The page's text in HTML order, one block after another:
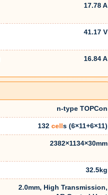
17.78 A
41.17 V
16.84 A
n-type TOPCon
132cells (6×11+6×11)
2382×1134×30mm
32.5kg
2.0mm, High Transmission,